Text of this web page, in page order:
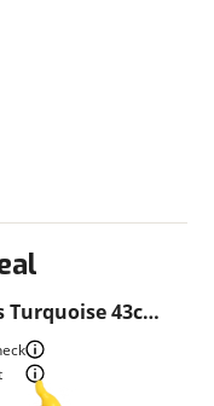
Turquoise 43cm